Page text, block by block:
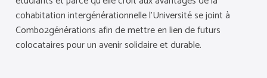
cohabitation intergénérationnelle l’Université se joint à
Combo2générations afin de mettre en lien de futurs
colocataires pour un avenir solidaire et durable.